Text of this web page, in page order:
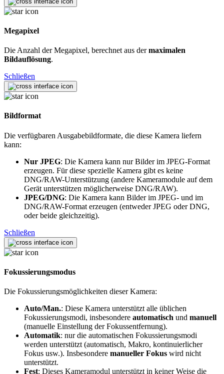
Megapixel
Die Anzahl der Megapixel, berechnet aus dermaximalen
Bildauflösung.
Schließen
Bildformat
Die verfügbaren Ausgabebildformate, die diese Kamera liefern
kann:
Nur JPEG: Die Kamera kann nur Bilder im JPEG-Format
erzeugen. Für diese spezielle Kamera gibt es keine
DNG/RAW-Unterstützung (andere Kameramodule auf dem
Gerät unterstützen möglicherweise DNG/RAW).
JPEG/DNG: Die Kamera kann Bilder im JPEG- und im
DNG/RAW-Format erzeugen (entweder JPEG oder DNG,
oder beide gleichzeitig).
Schließen
Fokussierungsmodus
Die Fokussierungsmöglichkeiten dieser Kamera:
Auto/Man.: Diese Kamera unterstützt alle üblichen
Fokussierungsmodi, insbesondere automatisch und manuell
(manuelle Einstellung der Fokussentfernung).
Automatik: nur die automatischen Fokussierungsmodi
werden unterstützt (automatisch, Makro, kontinuierlicher
Fokus usw.). Insbesondere manueller Fokus wird nicht
unterstützt.
Fest: Dieses Kameramodul unterstützt in keiner Weise die